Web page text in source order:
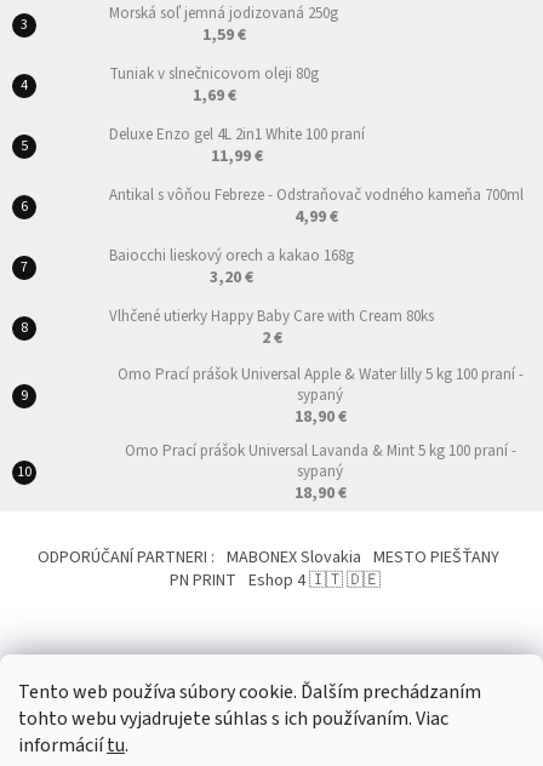
Tento web používa súbory cookie. Ďalším prechádzaním
tohto webu vyjadrujete súhlas s ich používaním. Viac
informáciítu.
Morská soľ jemná jodizovaná 250g
1,59 €
Tuniak v slnečnicovom oleji 80g
1,69 €
Deluxe Enzo gel 4L 2in1 White 100 praní
11,99 €
Antikal s vôňou Febreze - Odstraňovač vodného kameňa 700ml
4,99 €
Baiocchi lieskový orech a kakao 168g
3,20 €
Vlhčené utierky Happy Baby Care with Cream 80ks
2 €
Omo Prací prášok Universal Apple & Water lilly 5 kg 100 praní -
sypaný
18,90 €
Omo Prací prášok Universal Lavanda & Mint 5 kg 100 praní -
sypaný
18,90 €
ODPORÚČANÍ PARTNERI : MABONEX Slovakia MESTO PIEŠŤANY
PN PRINT Eshop 4 🇮🇹 🇩🇪
Vytvoril Shoptet